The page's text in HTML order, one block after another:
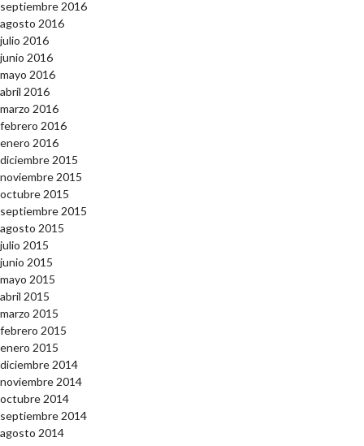
septiembre 2016
agosto 2016
julio 2016
junio 2016
mayo 2016
abril 2016
marzo 2016
febrero 2016
enero 2016
diciembre 2015
noviembre 2015
octubre 2015
septiembre 2015
agosto 2015
julio 2015
junio 2015
mayo 2015
abril 2015
marzo 2015
febrero 2015
enero 2015
diciembre 2014
noviembre 2014
octubre 2014
septiembre 2014
agosto 2014